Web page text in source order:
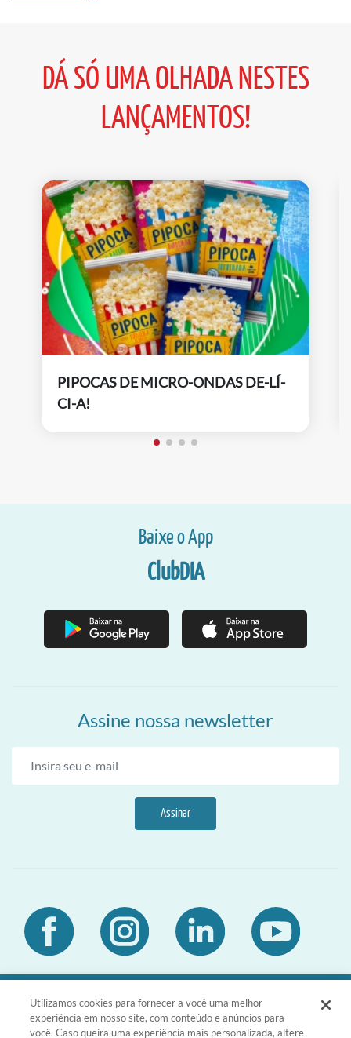
DÁ SÓ UMA OLHADA NESTES
LANÇAMENTOS!
PIPOCAS DE MICRO-ONDAS DE-LÍ-
CI-A!
Baixe o App
ClubDIA
Assine nossa newsletter
Assinar
DIA Brasil Sociedade LTDA | CNPJ
03.476.811/0001-51 | Rua da Consolação,
Utilizamos cookies para fornecer a você uma melhor
experiência em nosso site, com conteúdo e anúncios para
você. Caso queira uma experiência mais personalizada, altere